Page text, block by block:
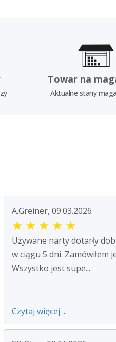
Towar na
Aktualne stany
A.Greiner, 09.03.2026
★ ★ ★ ★ ★
Używane narty dotarły
w ciągu 5 dni. Zamówiłem
Wszystko jest supe...
Czytaj więcej ...